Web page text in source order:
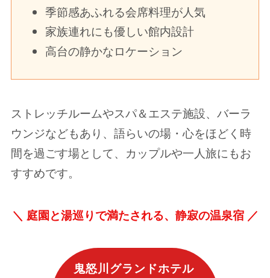
季節感あふれる会席料理が人気
家族連れにも優しい館内設計
高台の静かなロケーション
ストレッチルームやスパ＆エステ施設、バーラ
ウンジなどもあり、語らいの場・心をほどく時
間を過ごす場として、カップルや一人旅にもお
すすめです。
＼ 庭園と湯巡りで満たされる、静寂の温泉宿 ／
鬼怒川グランドホテル